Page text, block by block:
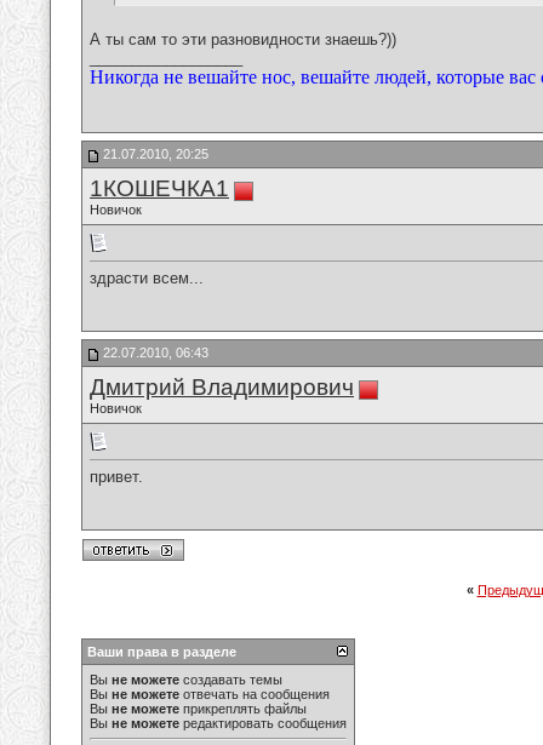
А ты сам то эти разновидности знаешь?))
Никогда не вешайте нос, вешайте людей, которые
21.07.2010, 20:25
1КОШЕЧКА1
Новичок
здрасти всем...
22.07.2010, 06:43
Дмитрий Владимирович
Новичок
привет.
«
Ваши права в разделе
Вы не можете создавать темы
Вы не можете отвечать на сообщения
Вы не можете прикреплять файлы
Вы не можете редактировать сообщения